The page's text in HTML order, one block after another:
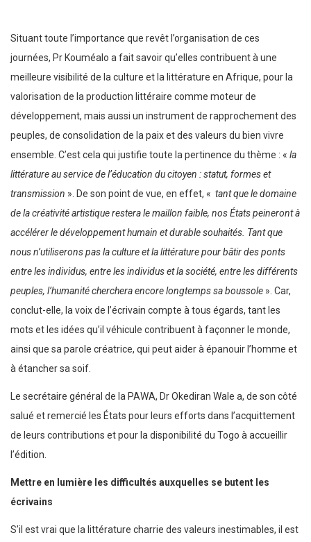
Situant toute l’importance que revêt l’organisation de ces
journées, Pr Kouméalo a fait savoir qu’elles contribuent à une
meilleure visibilité de la culture et la littérature en Afrique, pour la
valorisation de la production littéraire comme moteur de
développement, mais aussi un instrument de rapprochement des
peuples, de consolidation de la paix et des valeurs du bien vivre
ensemble. C’est cela qui justifie toute la pertinence du thème : « la
littérature au service de l’éducation du citoyen : statut, formes et
transmission ». De son point de vue, en effet, « tant que le domaine
de la créativité artistique restera le maillon faible, nos États peineront à
accélérer le développement humain et durable souhaités. Tant que
nous n’utiliserons pas la culture et la littérature pour bâtir des ponts
entre les individus, entre les individus et la société, entre les différents
peuples, l’humanité cherchera encore longtemps sa boussole ». Car,
conclut-elle, la voix de l’écrivain compte à tous égards, tant les
mots et les idées qu’il véhicule contribuent à façonner le monde,
ainsi que sa parole créatrice, qui peut aider à épanouir l’homme et
à étancher sa soif.
Le secrétaire général de la PAWA, Dr Okediran Wale a, de son côté
salué et remercié les États pour leurs efforts dans l’acquittement
de leurs contributions et pour la disponibilité du Togo à accueillir
l’édition.
Mettre en lumière les difficultés auxquelles se butent les
écrivains
S’il est vrai que la littérature charrie des valeurs inestimables, il est